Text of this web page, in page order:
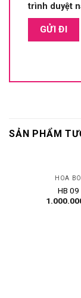
trình duyệt
SẢN PHẨM
HOA BÓ
HB 09